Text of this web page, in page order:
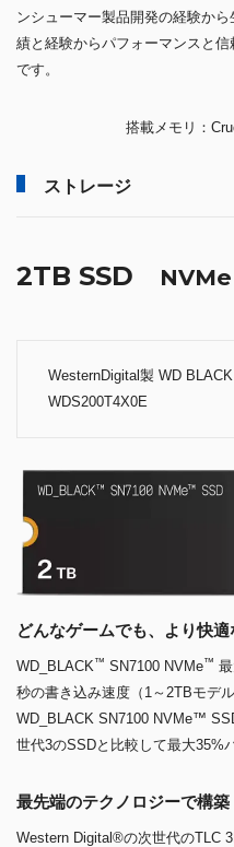
ンシューマー製品開発の経験か
績と経験からパフォーマンスと
です。
搭載メモリ：
ストレージ
2TB SSD
WesternDigital製 WD
WDS200T4X0E
どんなゲームでも、より快適
WD_BLACK™ SN7100 NVMe™
秒の書き込み速度（1～2TBモデ
WD_BLACK SN7100 NVMe™
世代3のSSDと比較して最大35%
最先端のテクノロジーで構築
Western Digital®の次世代のTLC